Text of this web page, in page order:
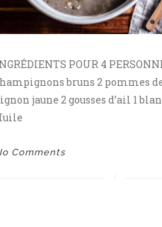
POUR 4
bruns 2 pommes
jaune 2 gousses d’ail 1
Comments